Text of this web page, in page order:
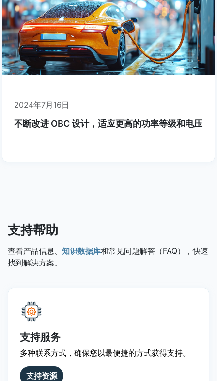
2024年7月16日
不断改进 OBC 设计，适应更高的功率等级和电压
支持帮助
查看产品信息、 知识数据库和常见问题解答（FAQ），快速
找到解决方案。
支持服务
多种联系方式，确保您以最便捷的方式获得支持。
支持资源